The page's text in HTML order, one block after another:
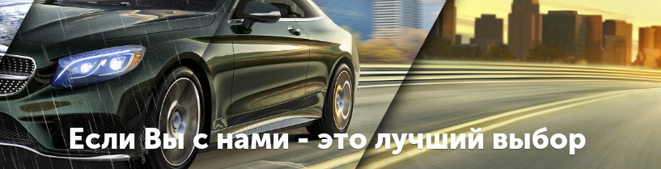
Если Вы с нами - это лучший выбор